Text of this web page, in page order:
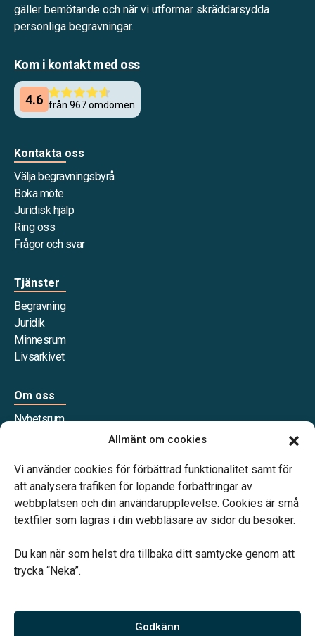
Allmänt om cookies
Vi använder cookies för förbättrad funktionalitet samt för
att analysera trafiken för löpande förbättringar av
webbplatsen och din användarupplevelse. Cookies är små
textfiler som lagras i din webbläsare av sidor du besöker.
Du kan när som helst dra tillbaka ditt samtycke genom att
trycka “Neka”.
Godkänn
gäller bemötande och när vi utformar skräddarsydda
personliga begravningar.
Kom i kontakt med oss
Kontakta oss
Välja begravningsbyrå
Boka möte
Juridisk hjälp
Ring oss
Frågor och svar
Tjänster
Begravning
Juridik
Minnesrum
Livsarkivet
Om oss
Nyhetsrum
Våra samarbetspartners
familjejuridiken – genom hela livet.